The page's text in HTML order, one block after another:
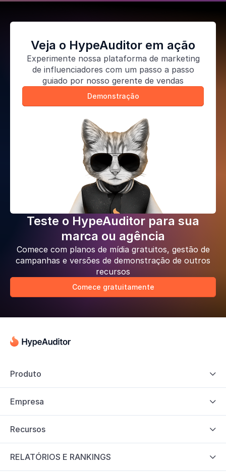
Veja o HypeAuditor em ação
Experimente nossa plataforma de marketing
de influenciadores com um passo a passo
guiado por nosso gerente de vendas
Demonstração
Teste o HypeAuditor para sua
marca ou agência
Comece com planos de mídia gratuitos, gestão de
campanhas e versões de demonstração de outros
recursos
Comece gratuitamente
Produto 
Empresa 
Recursos 
RELATÓRIOS E RANKINGS 